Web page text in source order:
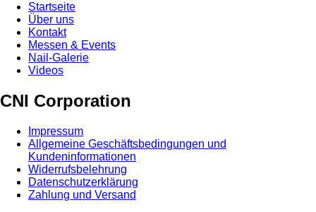
Startseite
Über uns
Kontakt
Messen & Events
Nail-Galerie
Videos
CNI Corporation
Impressum
Allgemeine Geschäftsbedingungen und
Kundeninformationen
Widerrufsbelehrung
Datenschutzerklärung
Zahlung und Versand